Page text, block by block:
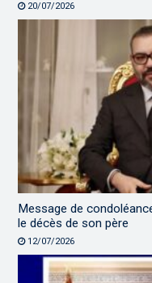
20/07/2026
Message de
le décès de son père
12/07/2026